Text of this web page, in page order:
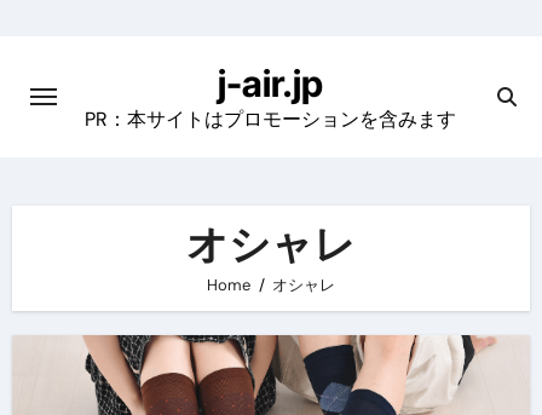
content
j-air.jp
PR：本サイトはプロモーションを含みます
オシャレ
Home オシャレ